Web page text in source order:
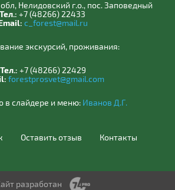
Нелидовский г.о., пос. Заповедный
Тел.: +7 (48266) 22433
c_forest@mail.ru
экскурсий, проживания:
Тел.: +7 (48266) 22429
forestprosvet@gmail.com
в слайдере и меню: Иванов Д.Г.
Оставить отзыв Контакты
разработан